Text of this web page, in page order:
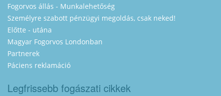
Fogorvos állás - Munkalehetőség
Személyre szabott pénzügyi megoldás, csak neked!
Előtte - utána
Magyar Fogorvos Londonban
Partnerek
Páciens reklamáció
Legfrissebb fogászati cikkek